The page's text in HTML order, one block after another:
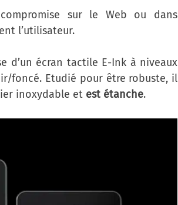
sur le Web ou dans
l’utilisateur.
d’un écran tactile E-Ink à niveaux
foncé. Etudié pour être robuste, il
inoxydable et est étanche.